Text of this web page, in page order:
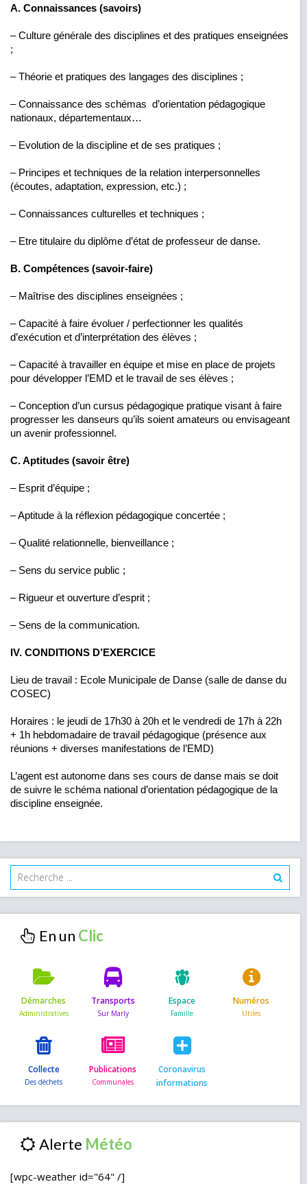
A. Connaissances (savoirs)
– Culture générale des disciplines et des pratiques enseignées
;
– Théorie et pratiques des langages des disciplines ;
– Connaissance des schémas d’orientation pédagogique
nationaux, départementaux…
– Evolution de la discipline et de ses pratiques ;
– Principes et techniques de la relation interpersonnelles
(écoutes, adaptation, expression, etc.) ;
– Connaissances culturelles et techniques ;
– Etre titulaire du diplôme d’état de professeur de danse.
B. Compétences (savoir-faire)
– Maîtrise des disciplines enseignées ;
– Capacité à faire évoluer / perfectionner les qualités
d’exécution et d’interprétation des élèves ;
– Capacité à travailler en équipe et mise en place de projets
pour développer l’EMD et le travail de ses élèves ;
– Conception d’un cursus pédagogique pratique visant à faire
progresser les danseurs qu’ils soient amateurs ou envisageant
un avenir professionnel.
C. Aptitudes (savoir être)
– Esprit d’équipe ;
– Aptitude à la réflexion pédagogique concertée ;
– Qualité relationnelle, bienveillance ;
– Sens du service public ;
– Rigueur et ouverture d’esprit ;
– Sens de la communication.
IV. CONDITIONS D’EXERCICE
Lieu de travail : Ecole Municipale de Danse (salle de danse du
COSEC)
Horaires : le jeudi de 17h30 à 20h et le vendredi de 17h à 22h
+ 1h hebdomadaire de travail pédagogique (présence aux
réunions + diverses manifestations de l’EMD)
L’agent est autonome dans ses cours de danse mais se doit
de suivre le schéma national d’orientation pédagogique de la
discipline enseignée.
En un
Démarches Transports Espace Numéros
Collecte Publications
Coronavirus
informations
Alerte
[wpc-weather id="64" /]